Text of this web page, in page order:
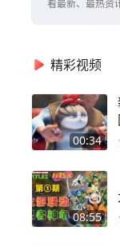
看最新、最热资
精彩视频
00:34
08:55